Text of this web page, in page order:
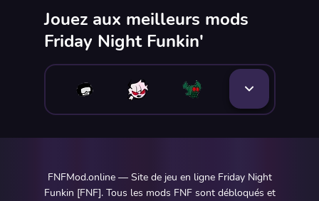
Jouez aux meilleurs mods
Friday Night Funkin'
FNFMod.online — Site de jeu en ligne Friday Night
Funkin [FNF]. Tous les mods FNF sont débloqués et